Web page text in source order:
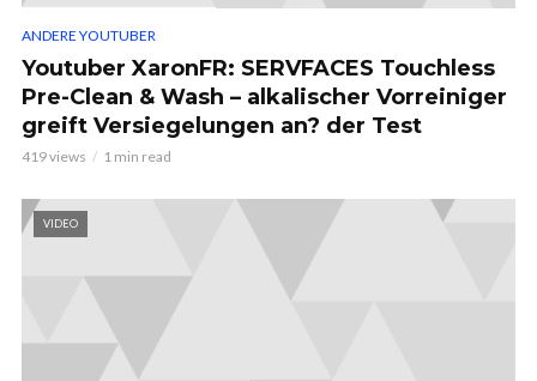
ANDERE YOUTUBER
Youtuber XaronFR: SERVFACES Touchless
Pre-Clean & Wash – alkalischer Vorreiniger
greift Versiegelungen an? der Test
419 views 1 min read
VIDEO